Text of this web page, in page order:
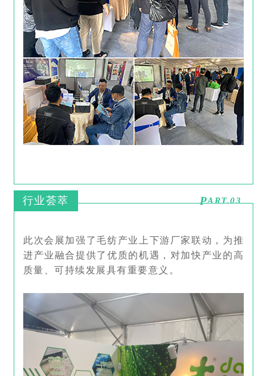
行业荟萃 PART.03
此次会展加强了毛纺产业上下游厂家联动 ，为推
进产业融合提供了优质的机遇，对加快产业的高
质量、可持续发展具有重要意义。